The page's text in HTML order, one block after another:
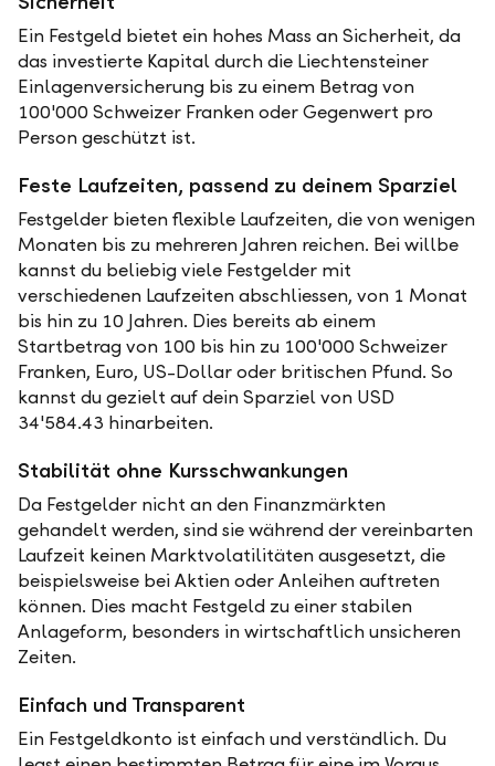
Ein Festgeld bietet ein hohes Mass an Sicherheit, da
das investierte Kapital durch die Liechtensteiner
Einlagenversicherung bis zu einem Betrag von
100'000 Schweizer Franken oder Gegenwert pro
Person geschützt ist.
Feste Laufzeiten, passend zu deinem Sparziel
Festgelder bieten flexible Laufzeiten, die von wenigen
Monaten bis zu mehreren Jahren reichen. Bei willbe
kannst du beliebig viele Festgelder mit
verschiedenen Laufzeiten abschliessen, von 1 Monat
bis hin zu 10 Jahren. Dies bereits ab einem
Startbetrag von 100 bis hin zu 100'000 Schweizer
Franken, Euro, US-Dollar oder britischen Pfund. So
kannst du gezielt auf dein Sparziel von USD
34'584.43 hinarbeiten.
Stabilität ohne Kursschwankungen
Da Festgelder nicht an den Finanzmärkten
gehandelt werden, sind sie während der vereinbarten
Laufzeit keinen Marktvolatilitäten ausgesetzt, die
beispielsweise bei Aktien oder Anleihen auftreten
können. Dies macht Festgeld zu einer stabilen
Anlageform, besonders in wirtschaftlich unsicheren
Zeiten.
Einfach und Transparent
Ein Festgeldkonto ist einfach und verständlich. Du